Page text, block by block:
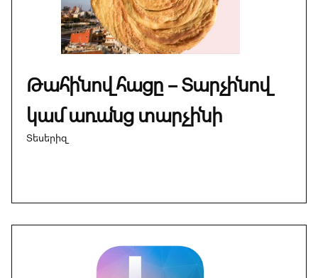
Թահինով հացը – Տարչինով
կամ առանց տարչինի
Տեսերիզ